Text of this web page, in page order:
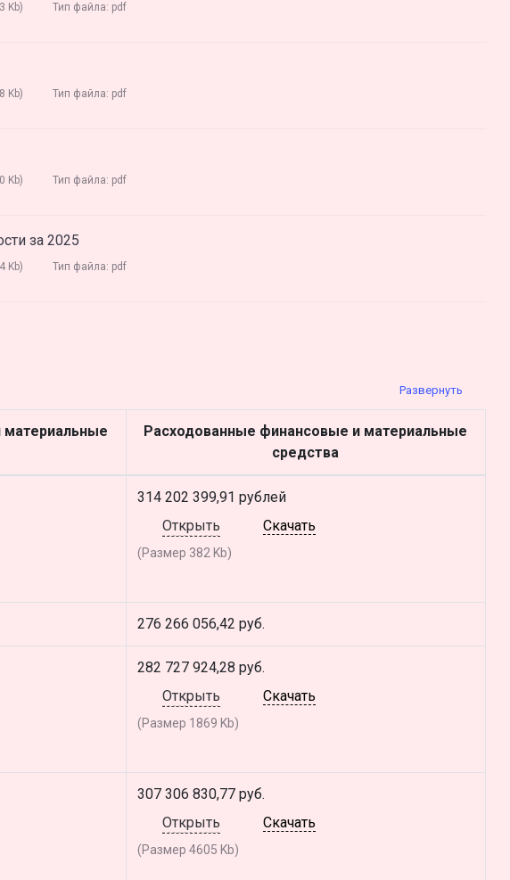
Kb) Тип файла: pdf
Kb) Тип файла: pdf
Kb) Тип файла: pdf
за 2025
Kb) Тип файла: pdf
Расходованные финансовые и материальные
средства
314 202 399,91 рублей
Открыть
Скачать
(Размер 382 Kb)
276 266 056,42 руб.
282 727 924,28 руб.
Открыть
Скачать
(Размер 1869 Kb)
307 306 830,77 руб.
Открыть
Скачать
(Размер 4605 Kb)